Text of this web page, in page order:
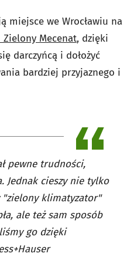
miejsce we Wrocławiu na
Zielony Mecenat, dzięki
darczyńcą i dołożyć
bardziej przyjaznego i
pewne trudności,
Jednak cieszy nie tylko
klimatyzator"
ale też sam sposób
go dzięki